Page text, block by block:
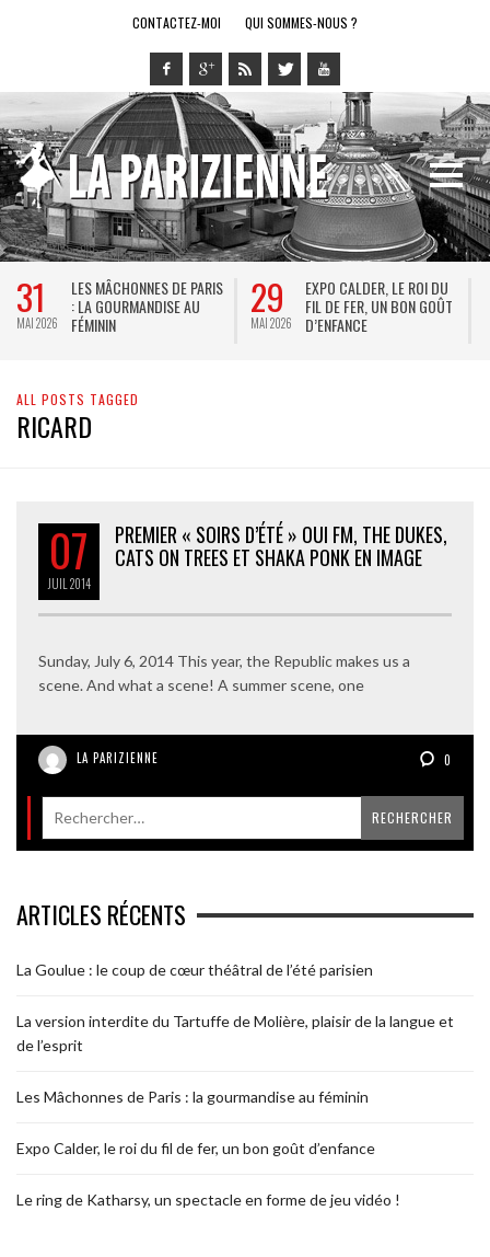
CONTACTEZ-MOI QUI SOMMES-NOUS ?
31
MAI 2026
LES MÂCHONNES DE PARIS
: LA GOURMANDISE AU
FÉMININ
29
MAI 2026
EXPO CALDER, LE ROI DU
FIL DE FER, UN BON GOÛT
D’ENFANCE
ALL POSTS TAGGED
RICARD
07
JUIL 2014
PREMIER « SOIRS D’ÉTÉ » OUI FM, THE DUKES,
CATS ON TREES ET SHAKA PONK EN IMAGE
Sunday, July 6, 2014 This year, the Republic makes us a
scene. And what a scene! A summer scene, one
LA PARIZIENNE 0
ARTICLES RÉCENTS
La Goulue : le coup de cœur théâtral de l’été parisien
La version interdite du Tartuffe de Molière, plaisir de la langue et
de l’esprit
Les Mâchonnes de Paris : la gourmandise au féminin
Expo Calder, le roi du fil de fer, un bon goût d’enfance
Le ring de Katharsy, un spectacle en forme de jeu vidéo !